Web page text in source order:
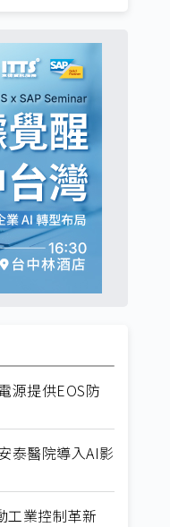
源提供EOS防
泰醫院導入AI影
工業控制革新